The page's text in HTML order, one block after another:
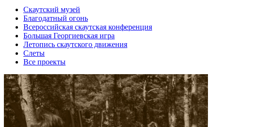
Скаутский музей
Благодатный огонь
Всероссийская скаутская конференция
Большая Георгиевская игра
Летопись скаутского движения
Слеты
Все проекты